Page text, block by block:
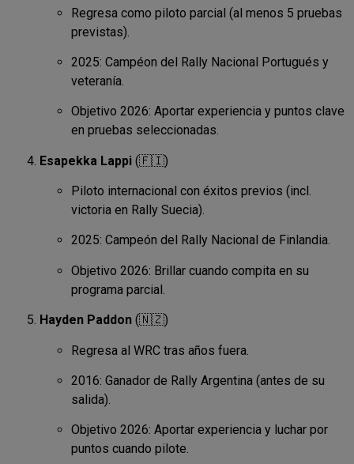
Regresa como piloto parcial (al menos 5 pruebas
previstas).
2025: Campéon del Rally Nacional Portugués y
veteranía.
Objetivo 2026: Aportar experiencia y puntos clave
en pruebas seleccionadas.
Esapekka Lappi (🇫🇮)
Piloto internacional con éxitos previos (incl.
victoria en Rally Suecia).
2025: Campeón del Rally Nacional de Finlandia.
Objetivo 2026: Brillar cuando compita en su
programa parcial.
Hayden Paddon (🇳🇿)
Regresa al WRC tras años fuera.
2016: Ganador de Rally Argentina (antes de su
salida).
Objetivo 2026: Aportar experiencia y luchar por
puntos cuando pilote.